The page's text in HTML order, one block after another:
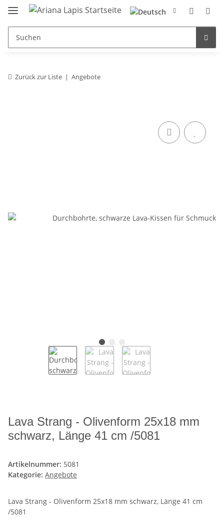
Zurück zur Liste Angebote
Lava Strang - Olivenform 25x18 mm
schwarz, Länge 41 cm /5081
Artikelnummer: 5081
Kategorie: Angebote
Lava Strang - Olivenform 25x18 mm schwarz, Länge 41 cm
/5081